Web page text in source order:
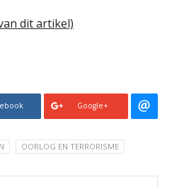
dit artikel)
Google+
OORLOG EN TERRORISME